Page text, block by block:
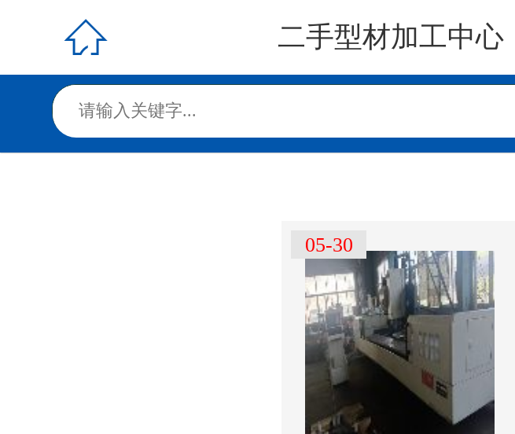
 二手型材加工中心
05-30